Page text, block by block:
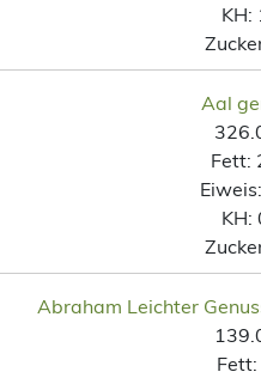
KH:
Aal
Fett:
Eiweis:
KH:
Abraham Leichter
Fett: